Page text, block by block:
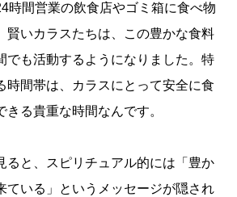
時間営業の飲食店やゴミ箱に食べ物
賢いカラスたちは、この豊かな食料
でも活動するようになりました。特
時間帯は、カラスにとって安全に食
る貴重な時間なんです。
ると、スピリチュアル的には「豊か
ている」というメッセージが隠され